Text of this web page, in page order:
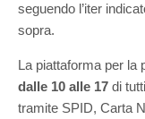
seguendo l’iter
sopra.
La piattaforma per la
dalle 10 alle 17 di
tramite SPID, Carta